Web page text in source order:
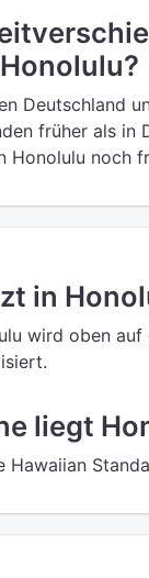
Deutschland
früher als in
Honolulu noch
in
wird oben
liegt